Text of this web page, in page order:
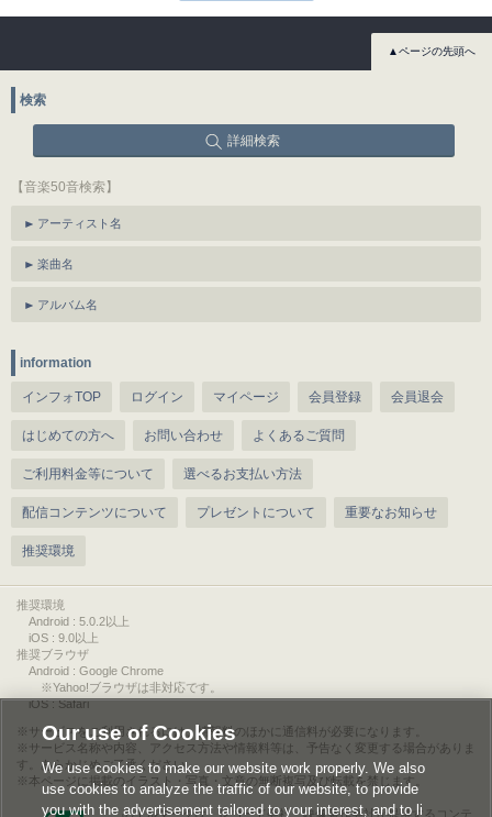
▲ページの先頭へ
検索
詳細検索
【音楽50音検索】
アーティスト名
楽曲名
アルバム名
information
インフォTOP ログイン マイページ 会員登録 会員退会
はじめての方へ お問い合わせ よくあるご質問
ご利用料金等について 選べるお支払い方法
配信コンテンツについて プレゼントについて 重要なお知らせ
推奨環境
推奨環境
Android : 5.0.2以上
iOS : 9.0以上
推奨ブラウザ
Android : Google Chrome
※Yahoo!ブラウザは非対応です。
iOS : Safari
サービスをご利用されるには、情報料のほかに通信料が必要になります。
サービス名称や内容、アクセス方法や情報料等は、予告なく変更する場合がありま
す。あらかじめご了承ください。
本ページに掲載のイラスト・写真・文章の無断複写及び転載を禁じます。
このエルマークは、レコード会社・映像製作会社が提供するコンテ
Our use of Cookies
We use cookies to make our website work properly. We also
use cookies to analyze the traffic of our website, to provide
you with the advertisement tailored to your interest, and to li